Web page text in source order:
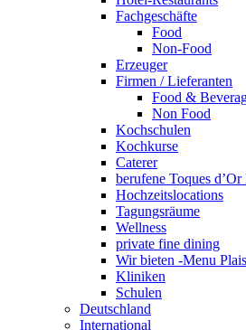
Fachgeschäfte
Food
Non-Food
Erzeuger
Firmen / Lieferanten
Food &
Non Food
Kochschulen
Kochkurse
Caterer
berufene Toques
Hochzeitslocations
Tagungsräume
Wellness
private fine dining
Wir bieten -Menu
Kliniken
Schulen
Deutschland
International